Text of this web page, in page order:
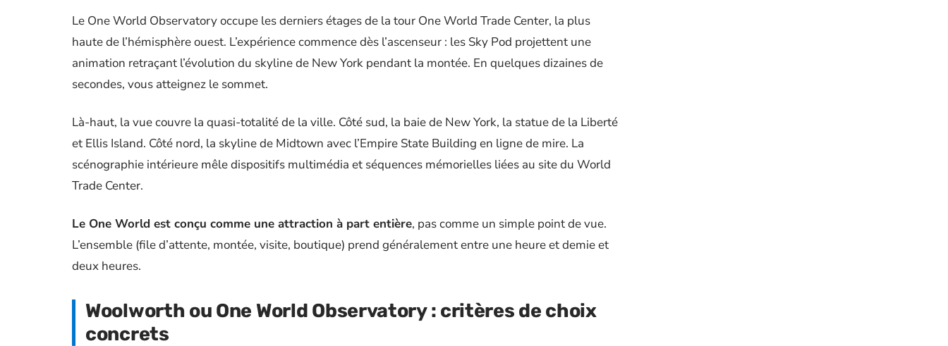
Le One World Observatory occupe les derniers étages de la tour One World Trade Center, la plus
haute de l’hémisphère ouest. L’expérience commence dès l’ascenseur : les Sky Pod projettent une
animation retraçant l’évolution du skyline de New York pendant la montée. En quelques dizaines de
secondes, vous atteignez le sommet.
Là-haut, la vue couvre la quasi-totalité de la ville. Côté sud, la baie de New York, la statue de la Liberté
et Ellis Island. Côté nord, la skyline de Midtown avec l’Empire State Building en ligne de mire. La
scénographie intérieure mêle dispositifs multimédia et séquences mémorielles liées au site du World
Trade Center.
Le One World est conçu comme une attraction à part entière, pas comme un simple point de vue.
L’ensemble (file d’attente, montée, visite, boutique) prend généralement entre une heure et demie et
deux heures.
Woolworth ou One World Observatory : critères de choix
concrets